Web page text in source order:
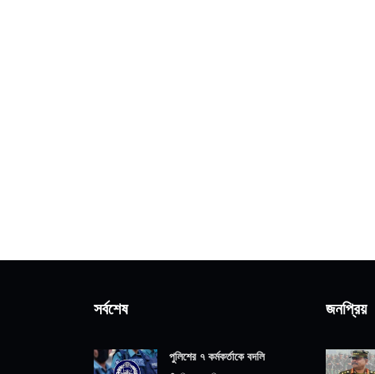
সর্বশেষ
পুলিশের ৭ কর্মকর্তাকে বদলি
জনপ্রিয়